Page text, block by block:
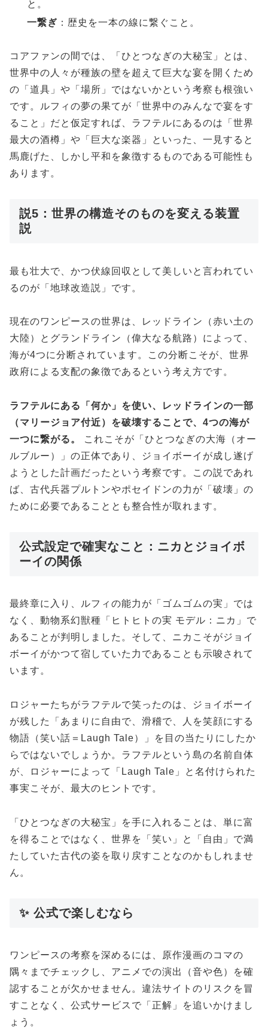
と。
一繋ぎ ：歴史を一本の線に繋ぐこと。
コアファンの間では、「ひとつなぎの大秘宝」とは、
世界中の人々が種族の壁を超えて巨大な宴を開くため
の「道具」や「場所」ではないかという考察も根強い
です。ルフィの夢の果てが「世界中のみんなで宴をす
ること」だと仮定すれば、ラフテルにあるのは「世界
最大の酒樽」や「巨大な楽器」といった、一見すると
馬鹿げた、しかし平和を象徴するものである可能性も
あります。
説5：世界の構造そのものを変える装置
説
最も壮大で、かつ伏線回収として美しいと言われてい
るのが「地球改造説」です。
現在のワンピースの世界は、レッドライン（赤い土の
大陸）とグランドライン（偉大なる航路）によって、
海が4つに分断されています。この分断こそが、世界
政府による支配の象徴であるという考え方です。
ラフテルにある「何か」を使い、レッドラインの一部
（マリージョア付近）を破壊することで、4つの海が
一つに繋がる。
これこそが「ひとつなぎの大海（オー
ルブルー）」の正体であり、ジョイボーイが成し遂げ
ようとした計画だったという考察です。この説であれ
ば、古代兵器プルトンやポセイドンの力が「破壊」の
ために必要であることとも整合性が取れます。
公式設定で確実なこと：ニカとジョイボ
ーイの関係
最終章に入り、ルフィの能力が「ゴムゴムの実」では
なく、動物系幻獣種「ヒトヒトの実 モデル：ニカ」で
あることが判明しました。そして、ニカこそがジョイ
ボーイがかつて宿していた力であることも示唆されて
います。
ロジャーたちがラフテルで笑ったのは、ジョイボーイ
が残した「あまりに自由で、滑稽で、人を笑顔にする
物語（笑い話＝Laugh Tale）」を目の当たりにしたか
らではないでしょうか。ラフテルという島の名前自体
が、ロジャーによって「Laugh Tale」と名付けられた
事実こそが、最大のヒントです。
「ひとつなぎの大秘宝」を手に入れることは、単に富
を得ることではなく、世界を「笑い」と「自由」で満
たしていた古代の姿を取り戻すことなのかもしれませ
ん。
✨ 公式で楽しむなら
ワンピースの考察を深めるには、原作漫画のコマの
隅々までチェックし、アニメでの演出（音や色）を確
認することが欠かせません。違法サイトのリスクを冒
すことなく、公式サービスで「正解」を追いかけまし
ょう。